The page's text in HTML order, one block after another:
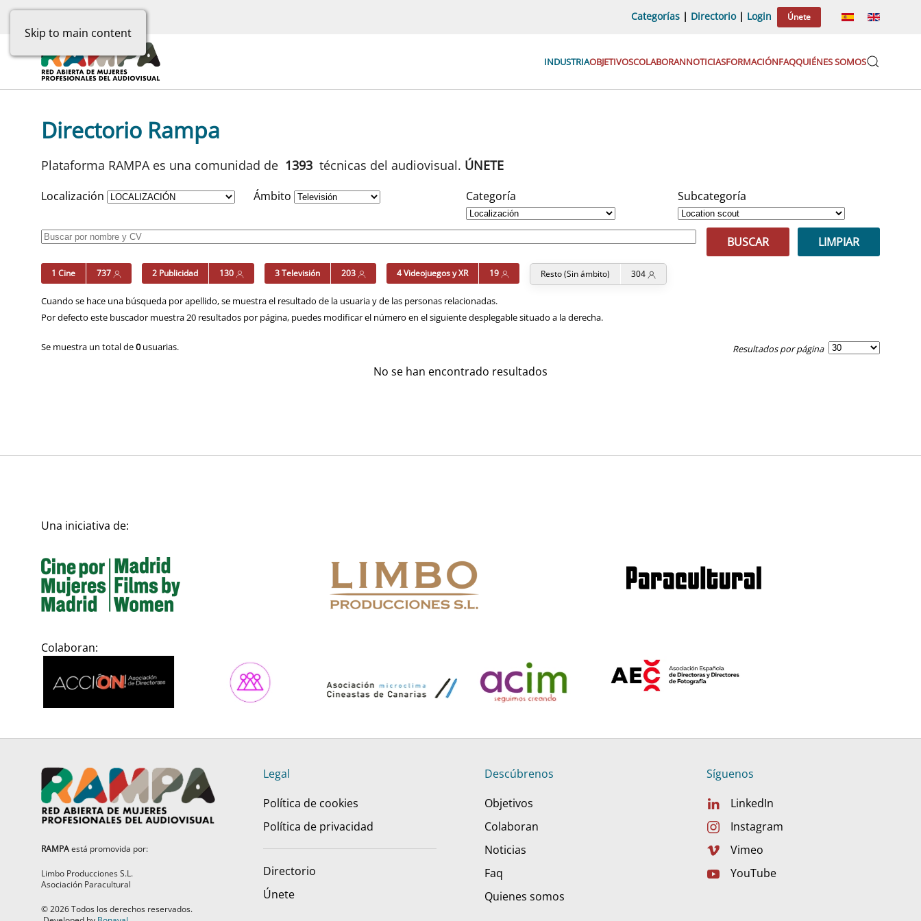
Skip to main content
Categorías | Directorio| Login Únete
INDUSTRIAOBJETIVOSCOLABORANNOTICIASFORMACIÓNFAQQUIÉNES SOMOS
Directorio Rampa
Plataforma RAMPA es una comunidad de 1393 técnicas del audiovisual. ÚNETE
Localización Ámbito Categoría Subcategoría
BUSCAR LIMPIAR
1 Cine 737 2 Publicidad 130 3 Televisión 203 4 Videojuegos y XR 19 Resto (Sin ámbito) 304
Cuando se hace una búsqueda por apellido, se muestra el resultado de la usuaria y de las personas relacionadas.
Por defecto este buscador muestra 20 resultados por página, puedes modificar el número en el siguiente desplegable situado a la derecha.
Se muestra un total de0usuarias. Resultados por página
No se han encontrado resultados
Una iniciativa de:
Colaboran:
Legal
Política de cookies
Política de privacidad
Directorio
Únete
Descúbrenos
Objetivos
Colaboran
Noticias
Faq
Quienes somos
Síguenos
LinkedIn
Instagram
Vimeo
YouTube
RAMPAestá promovida por:
Limbo Producciones S.L.
Asociación Paracultural
©2026Todos los derechos reservados.